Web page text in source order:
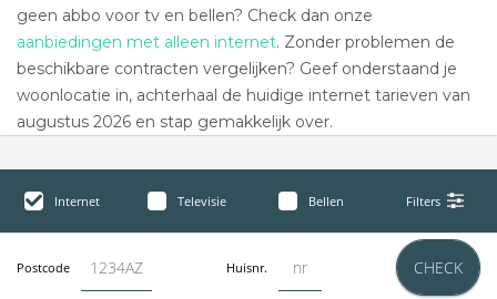
geen abbo voor tv en bellen? Check dan onze
aanbiedingen met alleen internet. Zonder problemen de
beschikbare contracten vergelijken? Geef onderstaand je
woonlocatie in, achterhaal de huidige internet tarieven van
augustus 2026 en stap gemakkelijk over.
Internet Televisie Bellen Filters
Postcode Huisnr. CHECK